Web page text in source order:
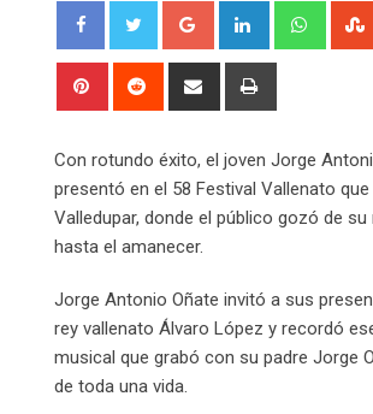
Google+ LinkedIn
Pinterest Reddit
Share
Con rotundo éxito, el joven Jorge
presentó en el 58 Festival Vallenato
Valledupar, donde el público gozó de
hasta el amanecer.
Jorge Antonio Oñate invitó a sus
rey vallenato Álvaro López y recordó
musical que grabó con su padre Jorge
de toda una vida.